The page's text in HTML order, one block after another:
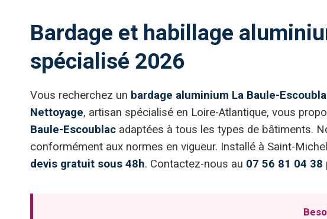
Bardage et habillage
spécialisé 2026
Vous recherchez un bardage aluminium La Baule-
Nettoyage, artisan spécialisé en Loire-Atlantique, vous
Baule-Escoublac adaptées à tous les types de bâtiments.
conformément aux normes en vigueur. Installé à Saint-
devis gratuit sous 48h. Contactez-nous au 07 56 81 04 38